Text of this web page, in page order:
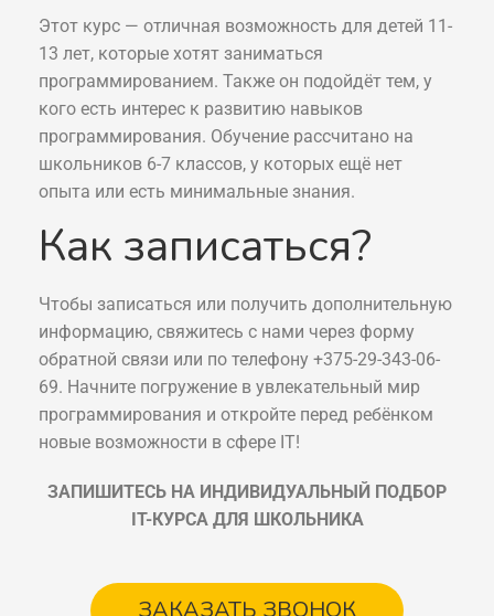
Этот курс — отличная возможность для детей 11-
13 лет, которые хотят заниматься
программированием. Также он подойдёт тем, у
кого есть интерес к развитию навыков
программирования. Обучение рассчитано на
школьников 6-7 классов, у которых ещё нет
опыта или есть минимальные знания.
Как записаться?
Чтобы записаться или получить дополнительную
информацию, свяжитесь с нами через форму
обратной связи или по телефону +375-29-343-06-
69. Начните погружение в увлекательный мир
программирования и откройте перед ребёнком
новые возможности в сфере IT!
ЗАПИШИТЕСЬ НА ИНДИВИДУАЛЬНЫЙ ПОДБОР
IT-КУРСА ДЛЯ ШКОЛЬНИКА
ЗАКАЗАТЬ ЗВОНОК